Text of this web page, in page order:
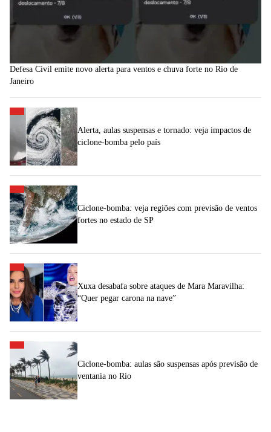
Defesa Civil emite novo alerta para ventos e chuva forte no Rio de
Janeiro
Alerta, aulas suspensas e tornado: veja impactos de
ciclone-bomba pelo país
Ciclone-bomba: veja regiões com previsão de ventos
fortes no estado de SP
Xuxa desabafa sobre ataques de Mara Maravilha:
“Quer pegar carona na nave”
Ciclone-bomba: aulas são suspensas após previsão de
ventania no Rio